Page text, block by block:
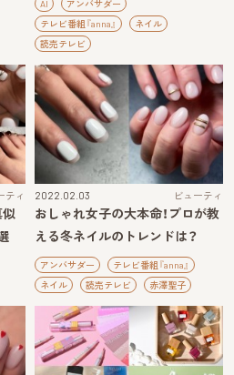
AI
アンバサダー
テレビ番組『anna』
ネイル
読売テレビ
ティ 2022.02.03 ビューティ
おしゃれ女子の大本命！プロが教
える冬ネイルのトレンドは？
アンバサダー
テレビ番組『anna』
ネイル
読売テレビ 赤澤聖子